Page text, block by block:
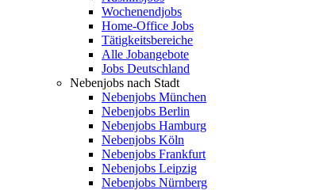
Wochenendjobs
Home-Office Jobs
Tätigkeitsbereiche
Alle Jobangebote
Jobs Deutschland
Nebenjobs nach Stadt
Nebenjobs München
Nebenjobs Berlin
Nebenjobs Hamburg
Nebenjobs Köln
Nebenjobs Frankfurt
Nebenjobs Leipzig
Nebenjobs Nürnberg